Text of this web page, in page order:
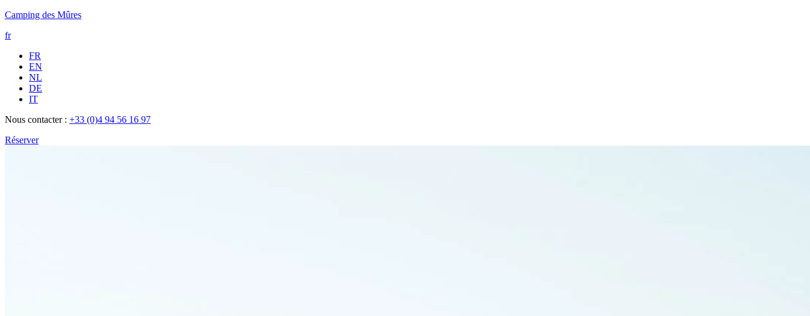
Camping des Mûres
fr
FR
EN
NL
DE
IT
Nous contacter : +33 (0)4 94 56 16 97
Réserver